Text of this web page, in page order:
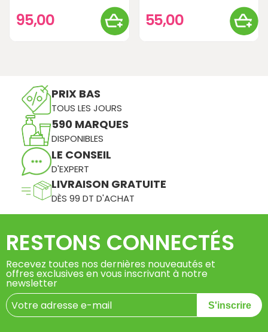
95,00 55,00
PRIX BAS
TOUS LES JOURS
590 MARQUES
DISPONIBLES
LE CONSEIL
D'EXPERT
LIVRAISON GRATUITE
DÈS 99 DT D'ACHAT
RESTONS CONNECTÉS
Recevez toutes nos dernières nouveautés et
offres exclusives en vous inscrivant à notre
newsletter
S'inscrire